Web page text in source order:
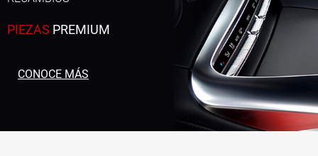
PIEZAS PREMIUM
CONOCE MÁS